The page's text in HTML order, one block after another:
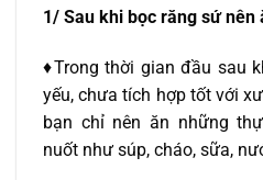
1/ Sau khi bọc răng sứ nên
♦Trong thời gian đầu sau
yếu, chưa tích hợp tốt với
bạn chỉ nên ăn những
nuốt như súp, cháo, sữa,